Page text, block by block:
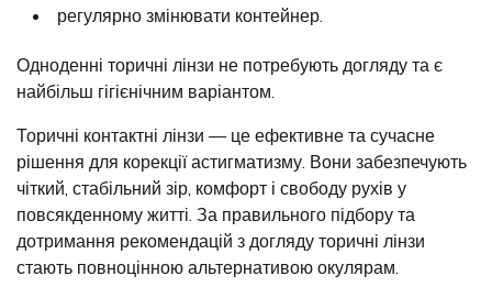
регулярно змінювати контейнер.
Одноденні торичні лінзи не потребують догляду та є
найбільш гігієнічним варіантом.
Торичні контактні лінзи — це ефективне та сучасне
рішення для корекції астигматизму. Вони забезпечують
чіткий, стабільний зір, комфорт і свободу рухів у
повсякденному житті. За правильного підбору та
дотримання рекомендацій з догляду торичні лінзи
стають повноцінною альтернативою окулярам.